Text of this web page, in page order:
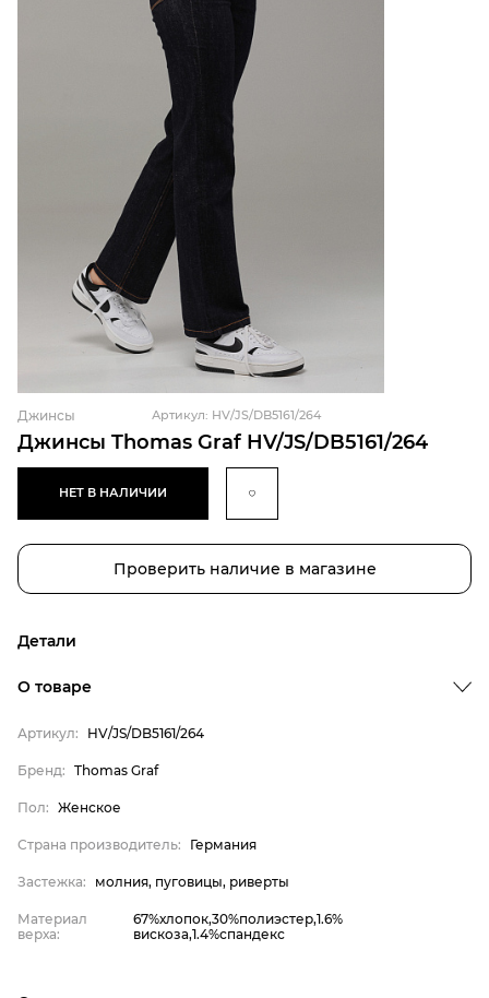
Джинсы Thomas Graf HV/JS/DB5161/264
Джинсы Артикул: HV/JS/DB5161/264
НЕТ В НАЛИЧИИ
Проверить наличие в магазине
Детали
Бренд
Пол
Страна производитель
Thomas Graf
Женское
О товаре
Артикул: HV/JS/DB5161/264
Бренд: Thomas Graf
Пол: Женское
Страна производитель: Германия
Застежка: молния, пуговицы, риверты
Материал
верха:
67%хлопок,30%полиэстер,1.6%
вискоза,1.4%спандекс